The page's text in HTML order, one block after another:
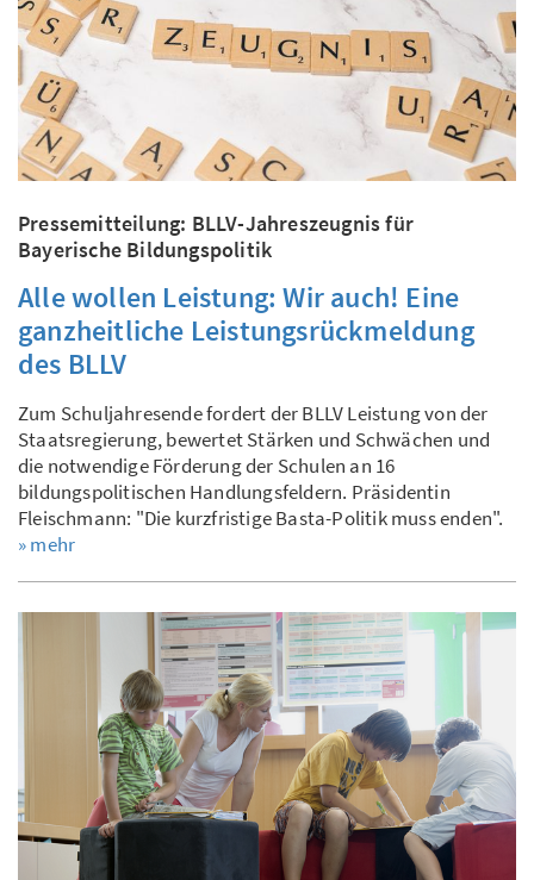
Pressemitteilung: BLLV-Jahreszeugnis für
Bayerische Bildungspolitik
Alle wollen Leistung: Wir auch! Eine
ganzheitliche Leistungsrückmeldung
des BLLV
Zum Schuljahresende fordert der BLLV Leistung von der
Staatsregierung, bewertet Stärken und Schwächen und
die notwendige Förderung der Schulen an 16
bildungspolitischen Handlungsfeldern. Präsidentin
Fleischmann: "Die kurzfristige Basta-Politik muss enden".
» mehr